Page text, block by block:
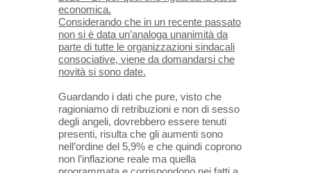
economica.
Considerando che in un recente passato
non si è data un’analoga unanimità da
parte di tutte le organizzazioni sindacali
consociative, viene da domandarsi che
novità si sono date.
Guardando i dati che pure, visto che
ragioniamo di retribuzioni e non di sesso
degli angeli, dovrebbero essere tenuti
presenti, risulta che gli aumenti sono
nell’ordine del 5,9% e che quindi coprono
non l’inflazione reale ma quella